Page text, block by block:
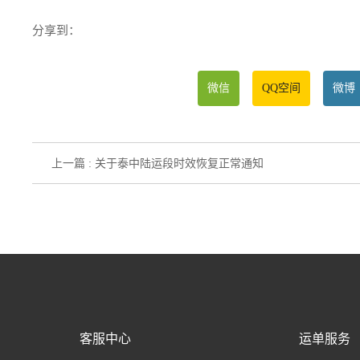
分享到：
微信 QQ空间 微博
上一篇 : 关于泰中陆运段时效恢复正常通知
客服中心 运单服务